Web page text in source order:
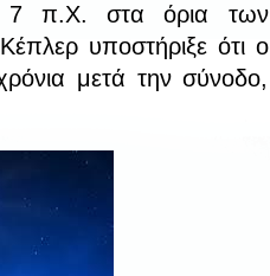
7 π.Χ. στα όρια των
υποστήριξε ότι ο
μετά την σύνοδο,